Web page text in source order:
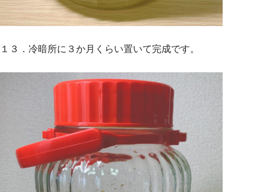
１３．冷暗所に３か月くらい置いて完成です。